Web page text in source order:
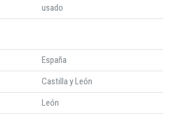
usado
España
Castilla y León
León